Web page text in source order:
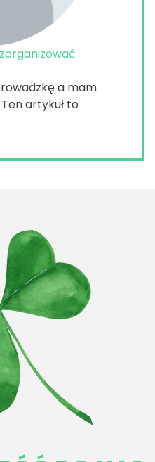
a mam
artykuł to